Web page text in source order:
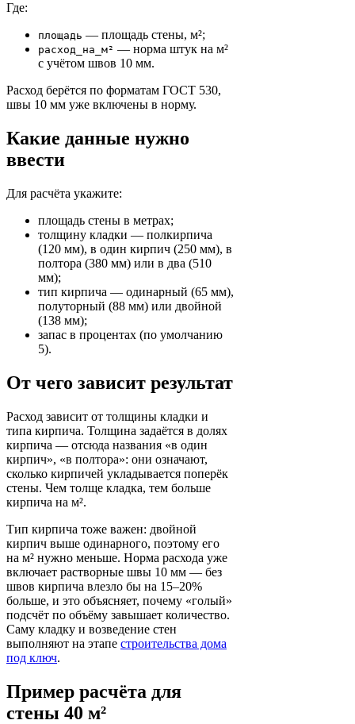
Где:
площадь — площадь стены, м²;
расход_на_м² — норма штук на м²
с учётом швов 10 мм.
Расход берётся по форматам ГОСТ 530,
швы 10 мм уже включены в норму.
Какие данные нужно
ввести
Для расчёта укажите:
площадь стены в метрах;
толщину кладки — полкирпича
(120 мм), в один кирпич (250 мм), в
полтора (380 мм) или в два (510
мм);
тип кирпича — одинарный (65 мм),
полуторный (88 мм) или двойной
(138 мм);
запас в процентах (по умолчанию
5).
От чего зависит результат
Расход зависит от толщины кладки и
типа кирпича. Толщина задаётся в долях
кирпича — отсюда названия «в один
кирпич», «в полтора»: они означают,
сколько кирпичей укладывается поперёк
стены. Чем толще кладка, тем больше
кирпича на м².
Тип кирпича тоже важен: двойной
кирпич выше одинарного, поэтому его
на м² нужно меньше. Норма расхода уже
включает растворные швы 10 мм — без
швов кирпича влезло бы на 15–20%
больше, и это объясняет, почему «голый»
подсчёт по объёму завышает количество.
Саму кладку и возведение стен
выполняют на этапе строительства дома
под ключ.
Пример расчёта для
стены 40 м²